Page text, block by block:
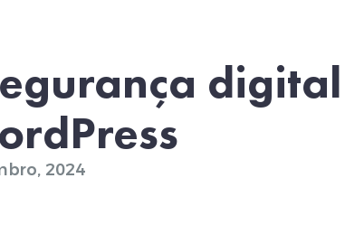
digital
2024